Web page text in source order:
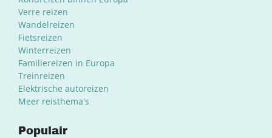
Verre reizen
Wandelreizen
Fietsreizen
Winterreizen
Familiereizen in Europa
Treinreizen
Elektrische autoreizen
Meer reisthema's
Populair